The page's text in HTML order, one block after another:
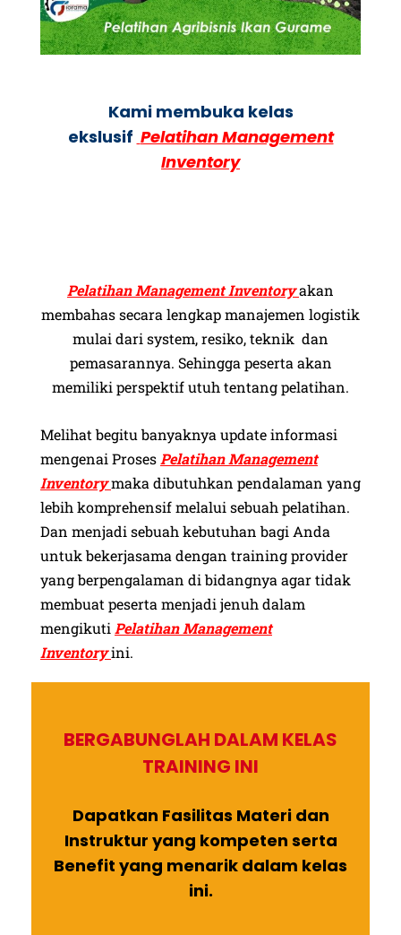
Kami membuka kelas
ekslusif Pelatihan Management
Inventory
Pelatihan ManagementInventoryakan
membahas secara lengkap manajemen logistik
mulai dari system, resiko, teknik dan
pemasarannya. Sehingga peserta akan
memiliki perspektif utuh tentang pelatihan.
Melihat begitu banyaknya update informasi
mengenai ProsesPelatihan Management
Inventorymaka dibutuhkan pendalaman yang
lebih komprehensif melalui sebuah pelatihan.
Dan menjadi sebuah kebutuhan bagi Anda
untuk bekerjasama dengan training provider
yang berpengalaman di bidangnya agar tidak
membuat peserta menjadi jenuh dalam
mengikuti Pelatihan Management
Inventoryini.
BERGABUNGLAH DALAM KELAS
TRAINING INI
Dapatkan Fasilitas Materi dan
Instruktur yang kompeten serta
Benefit yang menarik dalam kelas
ini.